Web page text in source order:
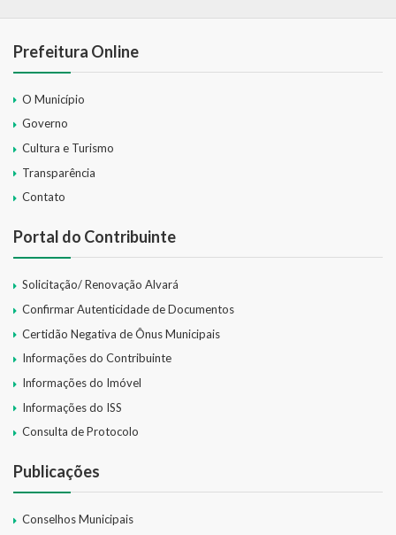
Prefeitura Online
O Município
Governo
Cultura e Turismo
Transparência
Contato
Portal do Contribuinte
Solicitação/ Renovação Alvará
Confirmar Autenticidade de Documentos
Certidão Negativa de Ônus Municipais
Informações do Contribuinte
Informações do Imóvel
Informações do ISS
Consulta de Protocolo
Publicações
Conselhos Municipais